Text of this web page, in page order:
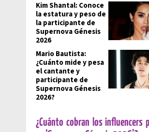
Kim Shantal: Conoce
la estatura y peso de
la participante de
Supernova Génesis
2026
Mario Bautista:
¿Cuánto mide y pesa
el cantante y
participante de
Supernova Génesis
2026?
¿Cuánto cobran los influencers